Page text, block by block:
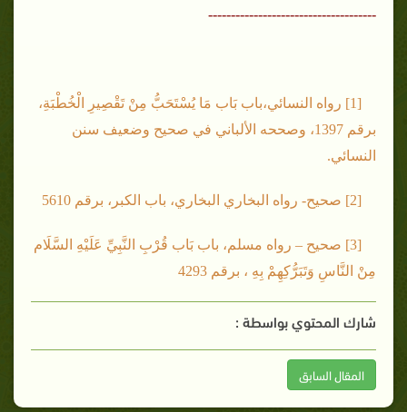
-------------------------------------
[1] رواه النسائي،باب بَاب مَا يُسْتَحَبُّ مِنْ تَقْصِيرِ الْخُطْبَةِ،
برقم 1397، وصححه الألباني في صحيح وضعيف سنن
النسائي.
[2] صحيح- رواه البخاري البخاري، باب الكبر، برقم 5610
[3] صحيح – رواه مسلم، باب بَاب قُرْبِ النَّبِيِّ عَلَيْهِ السَّلَام
مِنْ النَّاسِ وَتَبَرُّكِهِمْ بِهِ ، برقم 4293
شارك المحتوي بواسطة :
المقال السابق